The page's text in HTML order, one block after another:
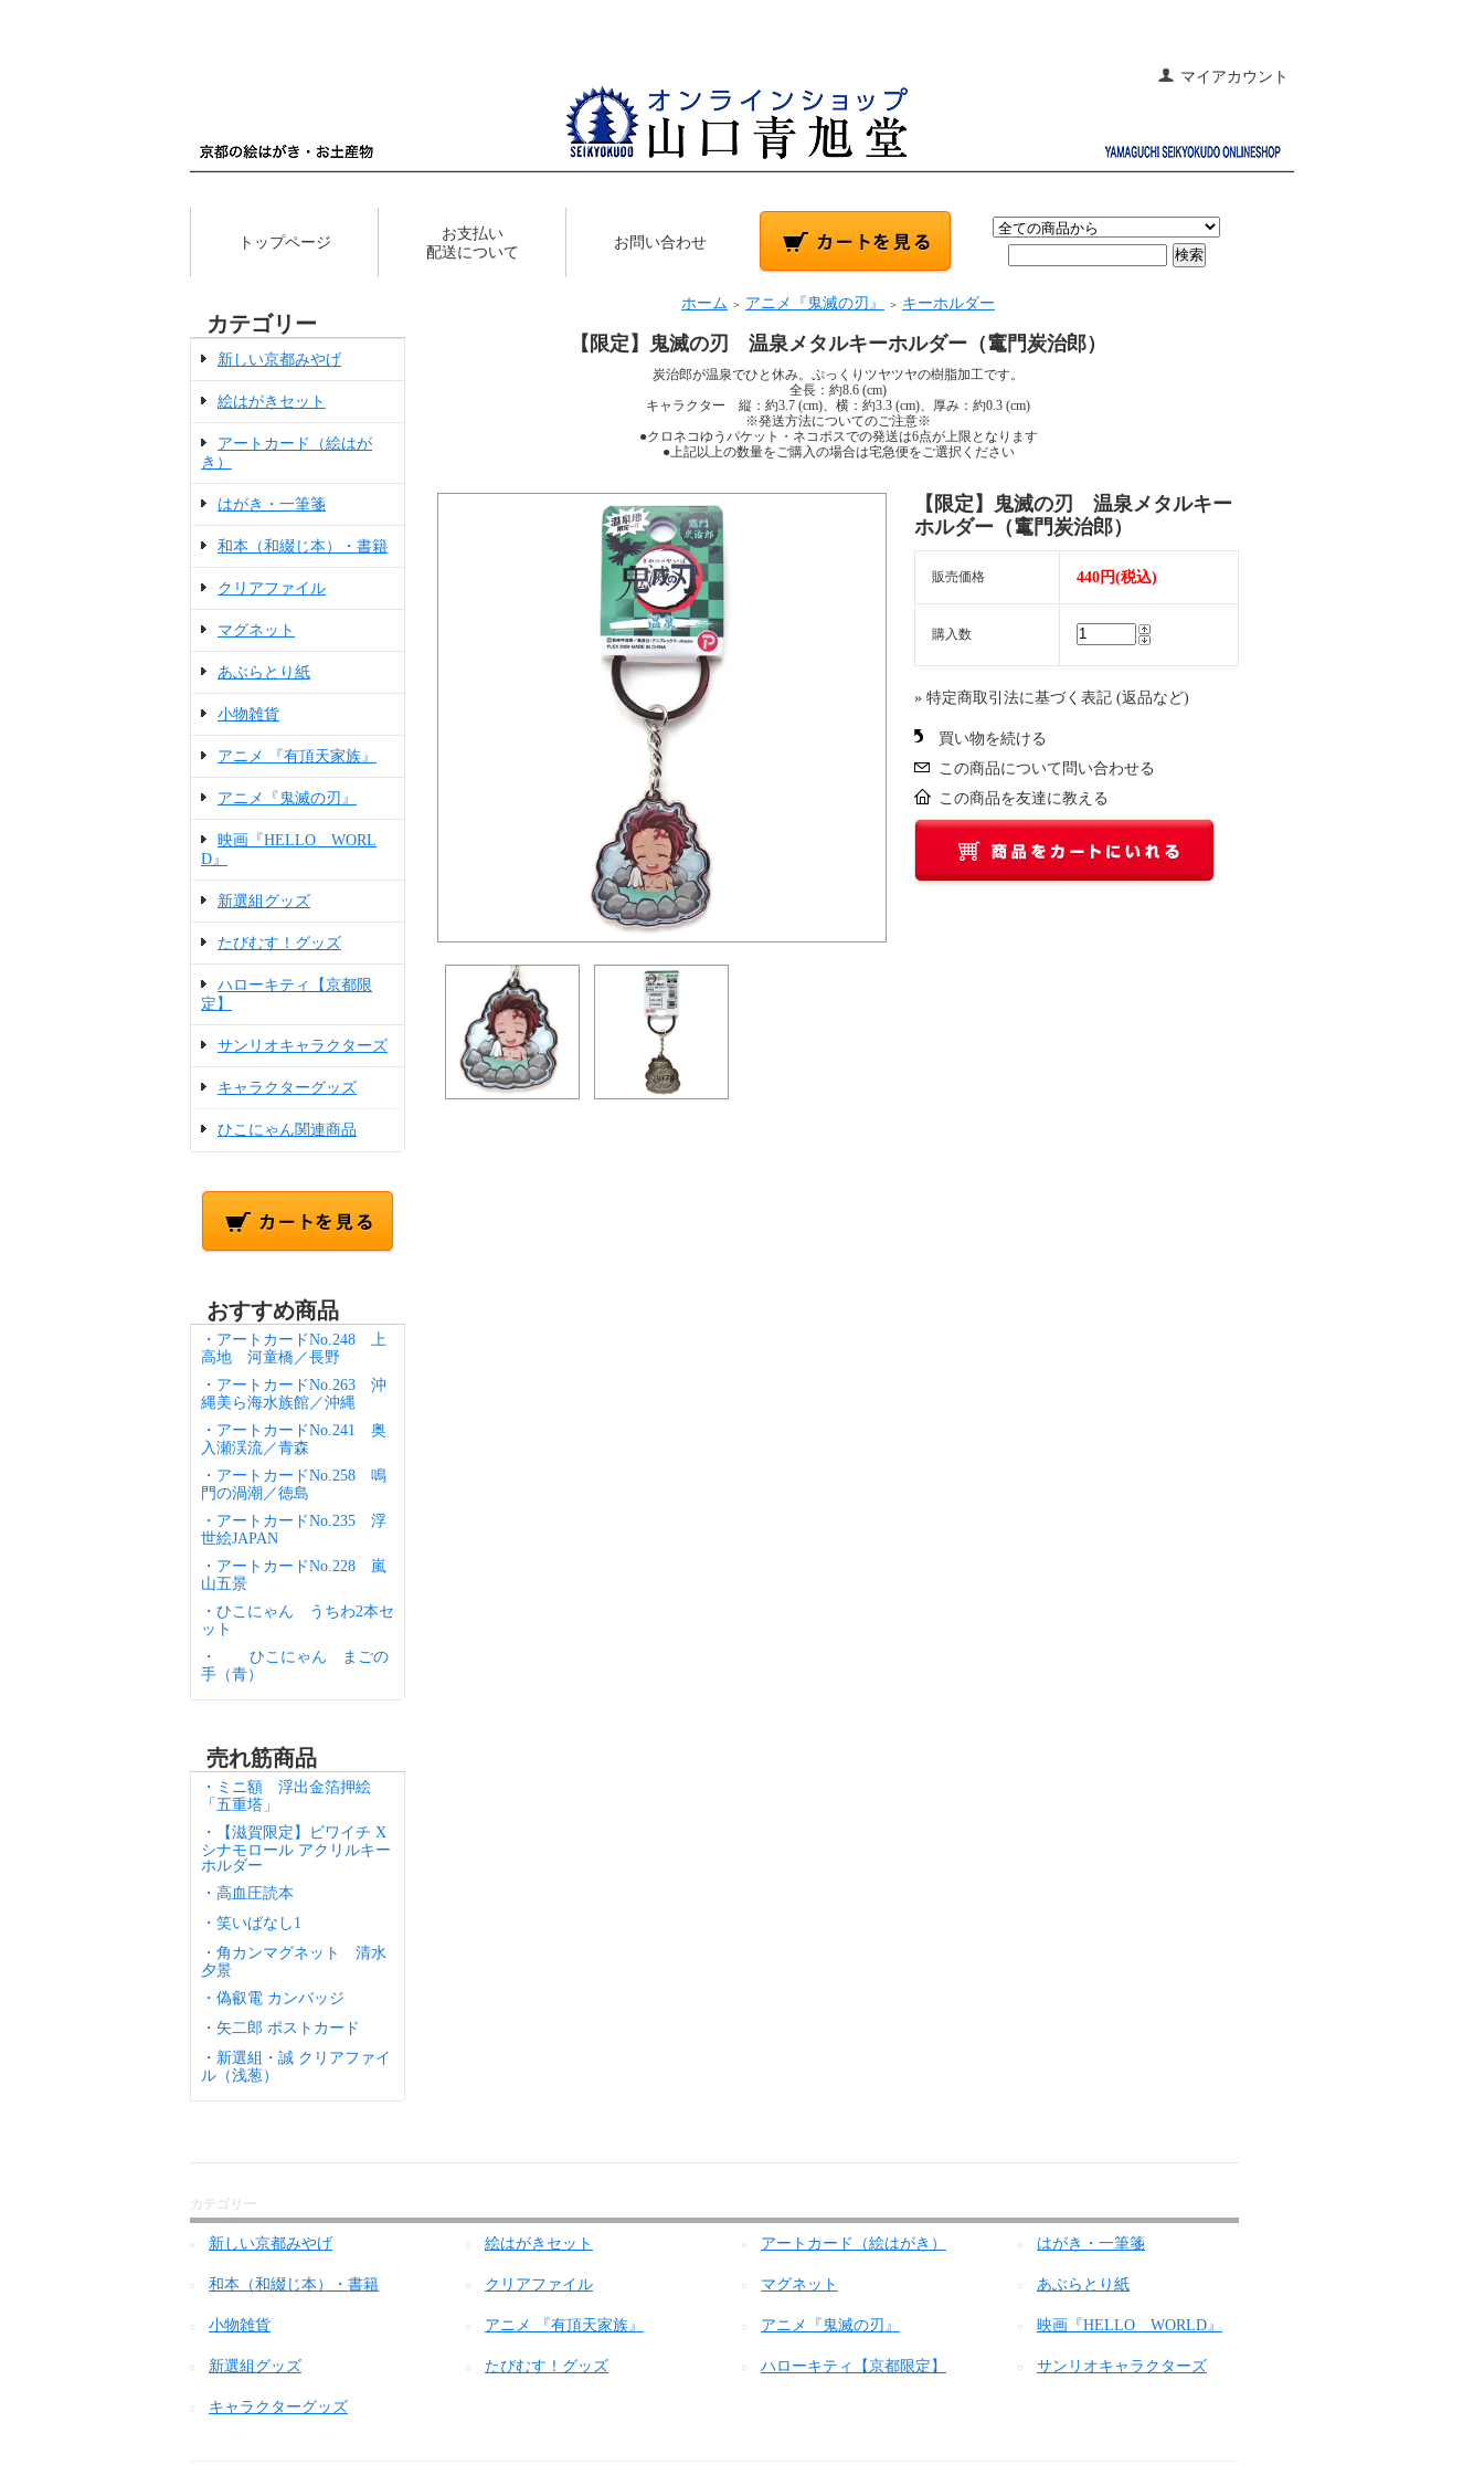
マイアカウント
トップページ
お支払い
配送について
お問い合わせ
カテゴリー
新しい京都みやげ
絵はがきセット
アートカード（絵はが
き）
はがき・一筆箋
和本（和綴じ本）・書籍
クリアファイル
マグネット
あぶらとり紙
小物雑貨
アニメ 『有頂天家族』
アニメ『鬼滅の刃』
映画『HELLO WORL
D』
新選組グッズ
たびむす！グッズ
ハローキティ【京都限
定】
サンリオキャラクターズ
キャラクターグッズ
ひこにゃん関連商品
おすすめ商品
・アートカードNo.248 上
高地 河童橋／長野
・アートカードNo.263 沖
縄美ら海水族館／沖縄
・アートカードNo.241 奥
入瀬渓流／青森
・アートカードNo.258 鳴
門の渦潮／徳島
・アートカードNo.235 浮
世絵JAPAN
・アートカードNo.228 嵐
山五景
・ひこにゃん うちわ2本セ
ット
・ ひこにゃん まごの
手（青）
売れ筋商品
・ミニ額 浮出金箔押絵
「五重塔」
・【滋賀限定】ビワイチ X
シナモロール アクリルキー
ホルダー
・高血圧読本
・笑いばなし1
・角カンマグネット 清水
夕景
・偽叡電 カンバッジ
・矢二郎 ポストカード
・新選組・誠 クリアファイ
ル（浅葱）
ホーム ＞ アニメ『鬼滅の刃』 ＞ キーホルダー
【限定】鬼滅の刃 温泉メタルキーホルダー（竃門炭治郎）
炭治郎が温泉でひと休み。ぷっくりツヤツヤの樹脂加工です。
全長：約8.6 (cm)
キャラクター 縦：約3.7 (cm)、横：約3.3 (cm)、厚み：約0.3 (cm)
※発送方法についてのご注意※
●クロネコゆうパケット・ネコポスでの発送は6点が上限となります
●上記以上の数量をご購入の場合は宅急便をご選択ください
【限定】鬼滅の刃 温泉メタルキー
ホルダー（竃門炭治郎）
販売価格 440円(税込)
購入数
» 特定商取引法に基づく表記 (返品など)
買い物を続ける
この商品について問い合わせる
この商品を友達に教える
カテゴリー
新しい京都みやげ 絵はがきセット アートカード（絵はがき） はがき・一筆箋
和本（和綴じ本）・書籍 クリアファイル マグネット あぶらとり紙
小物雑貨 アニメ 『有頂天家族』 アニメ『鬼滅の刃』 映画『HELLO WORLD』
新選組グッズ たびむす！グッズ ハローキティ【京都限定】 サンリオキャラクターズ
キャラクターグッズ